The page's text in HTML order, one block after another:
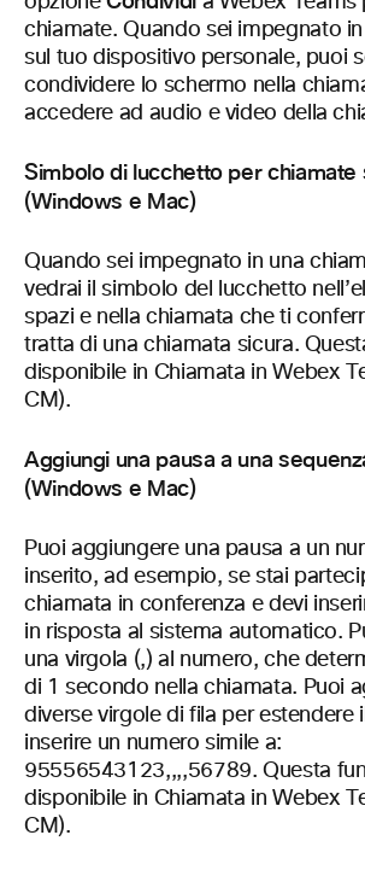
chiamate. Quando sei impegnato
sul tuo dispositivo personale, puoi
condividere lo schermo nella
accedere ad audio e video della
Simbolo di lucchetto per chiamate
(Windows e Mac)
Quando sei impegnato in una
vedrai il simbolo del lucchetto
spazi e nella chiamata che ti
tratta di una chiamata sicura.
disponibile in Chiamata in Webex
CM).
Aggiungi una pausa a una
(Windows e Mac)
Puoi aggiungere una pausa a un
inserito, ad esempio, se stai
chiamata in conferenza e devi
in risposta al sistema automatico.
una virgola (,) al numero, che
di 1 secondo nella chiamata. Puoi
diverse virgole di fila per estendere
inserire un numero simile a:
95556543123,,,,56789. Questa
disponibile in Chiamata in Webex
CM).